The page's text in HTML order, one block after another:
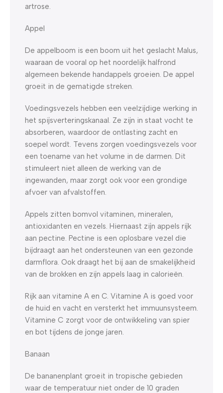
artrose.
Appel
De appelboom is een boom uit het geslacht Malus,
waaraan de vooral op het noordelijk halfrond
algemeen bekende handappels groeien. De appel
groeit in de gematigde streken.
Voedingsvezels hebben een veelzijdige werking in
het spijsverteringskanaal. Ze zijn in staat vocht te
absorberen, waardoor de ontlasting zacht en
soepel wordt. Tevens zorgen voedingsvezels voor
een toename van het volume in de darmen. Dit
stimuleert niet alleen de werking van de
ingewanden, maar zorgt ook voor een grondige
afvoer van afvalstoffen.
Appels zitten bomvol vitaminen, mineralen,
antioxidanten en vezels. Hiernaast zijn appels rijk
aan pectine. Pectine is een oplosbare vezel die
bijdraagt aan het ondersteunen van een gezonde
darmflora. Ook draagt het bij aan de smakelijkheid
van de brokken en zijn appels laag in calorieën.
Rijk aan vitamine A en C. Vitamine A is goed voor
de huid en vacht en versterkt het immuunsysteem.
Vitamine C zorgt voor de ontwikkeling van spier
en bot tijdens de jonge jaren.
Banaan
De bananenplant groeit in tropische gebieden
waar de temperatuur niet onder de 10 graden